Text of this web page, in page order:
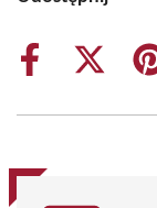
Share
Share
(Twitter)